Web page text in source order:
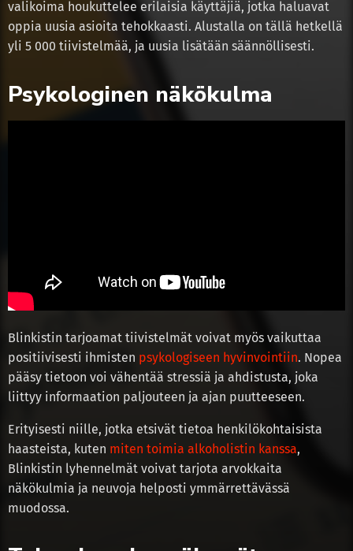
valikoima houkuttelee erilaisia käyttäjiä, jotka haluavat
oppia uusia asioita tehokkaasti. Alustalla on tällä hetkellä
yli 5 000 tiivistelmää, ja uusia lisätään säännöllisesti.
Psykologinen näkökulma
Blinkistin tarjoamat tiivistelmät voivat myös vaikuttaa
positiivisesti ihmisten psykologiseen hyvinvointiin. Nopea
pääsy tietoon voi vähentää stressiä ja ahdistusta, joka
liittyy informaation paljouteen ja ajan puutteeseen.
Erityisesti niille, jotka etsivät tietoa henkilökohtaisista
haasteista, kuten miten toimia alkoholistin kanssa,
Blinkistin lyhennelmät voivat tarjota arvokkaita
näkökulmia ja neuvoja helposti ymmärrettävässä
muodossa.